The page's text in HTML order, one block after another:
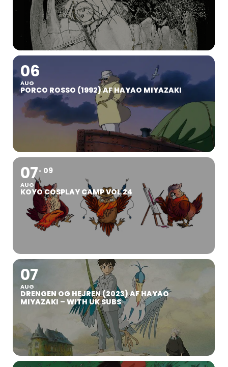
06
AUG
PORCO ROSSO (1992) AF HAYAO MIYAZAKI
07
AUG
09
KOYO COSPLAY CAMP VOL 24
07
AUG
DRENGEN OG HEJREN (2023) AF HAYAO
MIYAZAKI – WITH UK SUBS